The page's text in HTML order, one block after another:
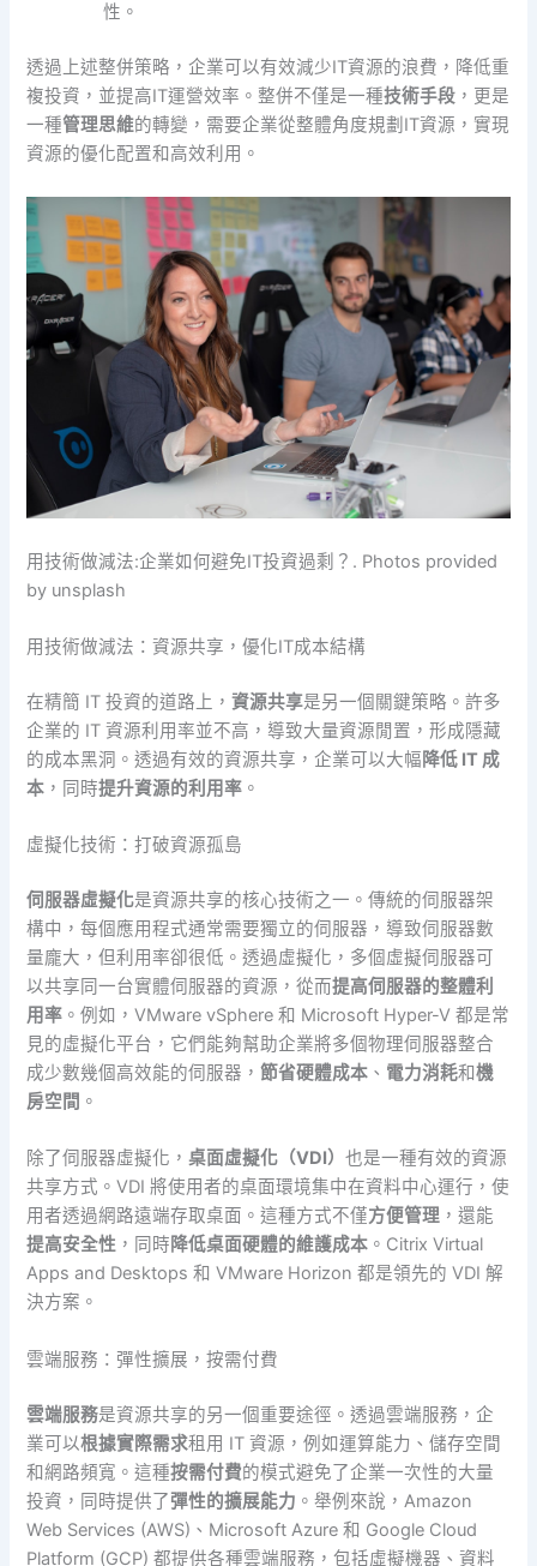
性。
透過上述整併策略，企業可以有效減少IT資源的浪費，降低重
複投資，並提高IT運營效率。整併不僅是一種技術手段 ，更是
一種管理思維的轉變，需要企業從整體角度規劃IT資源，實現
資源的優化配置和高效利用。
用技術做減法:企業如何避免IT投資過剩？. Photos provided
by unsplash
用技術做減法：資源共享，優化IT成本結構
在精簡 IT 投資的道路上，資源共享是另一個關鍵策略。許多
企業的 IT 資源利用率並不高，導致大量資源閒置，形成隱藏
的成本黑洞。透過有效的資源共享，企業可以大幅降低 IT 成
本 ，同時提升資源的利用率 。
虛擬化技術：打破資源孤島
伺服器虛擬化是資源共享的核心技術之一。傳統的伺服器架
構中，每個應用程式通常需要獨立的伺服器，導致伺服器數
量龐大，但利用率卻很低。透過虛擬化，多個虛擬伺服器可
以共享同一台實體伺服器的資源，從而提高伺服器的整體利
用率 。例如，VMware vSphere 和 Microsoft Hyper-V 都是常
見的虛擬化平台，它們能夠幫助企業將多個物理伺服器整合
成少數幾個高效能的伺服器，節省硬體成本 、 電力消耗和機
房空間 。
除了伺服器虛擬化，桌面虛擬化（VDI）也是一種有效的資源
共享方式。VDI 將使用者的桌面環境集中在資料中心運行，使
用者透過網路遠端存取桌面。這種方式不僅方便管理 ，還能
提高安全性 ，同時降低桌面硬體的維護成本 。Citrix Virtual
Apps and Desktops 和 VMware Horizon 都是領先的 VDI 解
決方案。
雲端服務：彈性擴展，按需付費
雲端服務是資源共享的另一個重要途徑。透過雲端服務，企
業可以根據實際需求租用 IT 資源，例如運算能力、儲存空間
和網路頻寬。這種按需付費的模式避免了企業一次性的大量
投資，同時提供了彈性的擴展能力 。舉例來說，Amazon
Web Services (AWS)、Microsoft Azure 和 Google Cloud
Platform (GCP) 都提供各種雲端服務，包括虛擬機器、資料